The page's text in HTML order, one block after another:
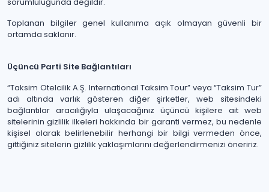
Toplanan bilgiler genel kullanıma açık olmayan güvenli bir
ortamda saklanır.
Üçüncü Parti Site Bağlantıları
“Taksim Otelcilik A.Ş. International Taksim Tour” veya “Taksim Tur”
adı altında varlık gösteren diğer şirketler, web sitesindeki
bağlantılar aracılığıyla ulaşacağınız üçüncü kişilere ait web
sitelerinin gizlilik ilkeleri hakkında bir garanti vermez, bu nedenle
kişisel olarak belirlenebilir herhangi bir bilgi vermeden önce,
gittiğiniz sitelerin gizlilik yaklaşımlarını değerlendirmenizi öneririz.